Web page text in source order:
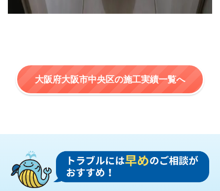
大阪府大阪市中央区の施工実績一覧へ